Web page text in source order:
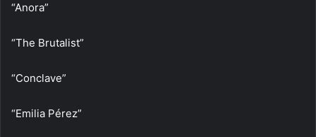
“Anora”
“The Brutalist”
“Conclave”
“Emilia Pérez”